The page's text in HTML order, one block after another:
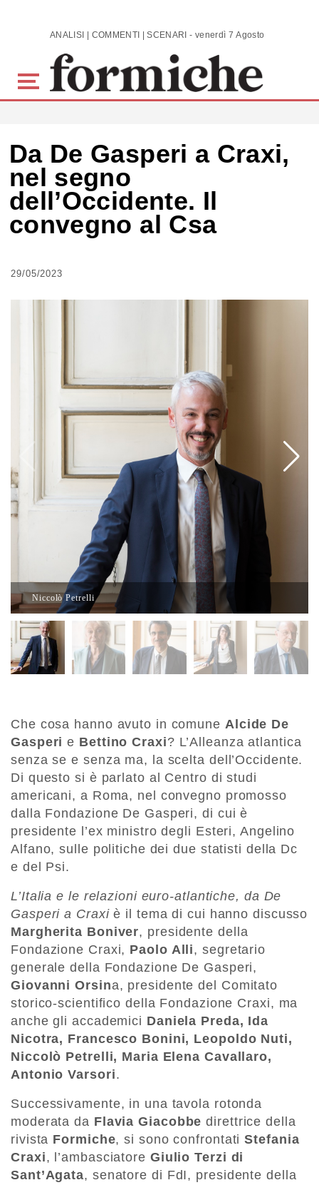
Skip to main content ANALISI | COMMENTI | SCENARI - venerdì 7 Agosto 2026
Da De Gasperi a Craxi,
nel segno
dell’Occidente. Il
convegno al Csa
29/05/2023
Niccolò Petrelli
Che cosa hanno avuto in comune Alcide De
Gasperi e Bettino Craxi? L’Alleanza atlantica
senza se e senza ma, la scelta dell’Occidente.
Di questo si è parlato al Centro di studi
americani, a Roma, nel convegno promosso
dalla Fondazione De Gasperi, di cui è
presidente l’ex ministro degli Esteri, Angelino
Alfano, sulle politiche dei due statisti della Dc
e del Psi.
L’Italia e le relazioni euro-atlantiche, da De
Gasperi a Craxiè il tema di cui hanno discusso
Margherita Boniver, presidente della
Fondazione Craxi, Paolo Alli, segretario
generale della Fondazione De Gasperi,
Giovanni Orsina, presidente del Comitato
storico-scientifico della Fondazione Craxi, ma
anche gli accademici Daniela Preda, Ida
Nicotra, Francesco Bonini, Leopoldo Nuti,
Niccolò Petrelli, Maria Elena Cavallaro,
Antonio Varsori.
Successivamente, in una tavola rotonda
moderata da Flavia Giacobbe direttrice della
rivista Formiche, si sono confrontatiStefania
Craxi, l’ambasciatore Giulio Terzi di
Sant’Agata, senatore di FdI, presidente della